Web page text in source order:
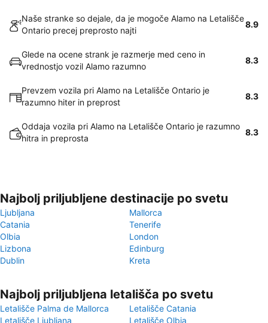
Naše stranke so dejale, da je mogoče Alamo na Letališče
Ontario precej preprosto najti
8.9
Glede na ocene strank je razmerje med ceno in
vrednostjo vozil Alamo razumno
8.3
Prevzem vozila pri Alamo na Letališče Ontario je
razumno hiter in preprost
8.3
Oddaja vozila pri Alamo na Letališče Ontario je razumno
hitra in preprosta
8.3
Najbolj priljubljene destinacije po svetu
Ljubljana
Mallorca
Catania
Tenerife
Olbia
London
Lizbona
Edinburg
Dublin
Kreta
Najbolj priljubljena letališča po svetu
Letališče Palma de Mallorca
Letališče Catania
Letališče Ljubljana
Letališče Olbia